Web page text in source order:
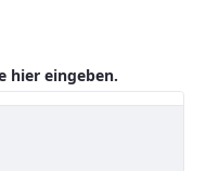
hier eingeben.